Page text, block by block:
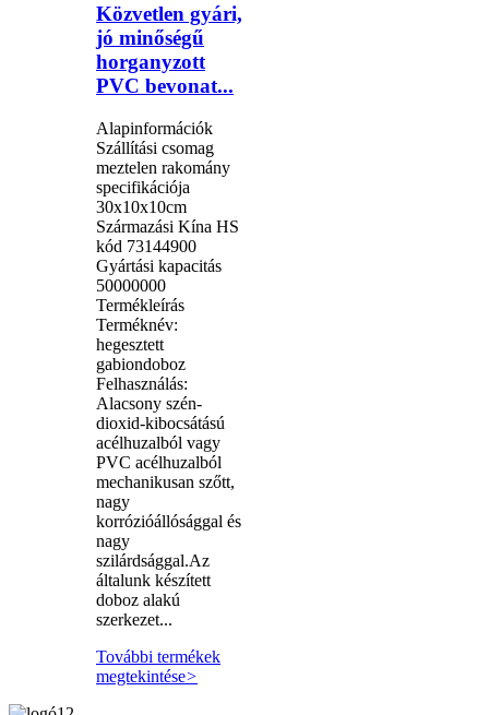
Közvetlen gyári,
jó minőségű
horganyzott
PVC bevonat...
Alapinformációk
Szállítási csomag
meztelen rakomány
specifikációja
30x10x10cm
Származási Kína HS
kód 73144900
Gyártási kapacitás
50000000
Termékleírás
Terméknév:
hegesztett
gabiondoboz
Felhasználás:
Alacsony szén-
dioxid-kibocsátású
acélhuzalból vagy
PVC acélhuzalból
mechanikusan szőtt,
nagy
korrózióállósággal és
nagy
szilárdsággal.Az
általunk készített
doboz alakú
szerkezet...
További termékek
megtekintése>